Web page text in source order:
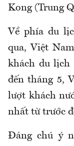
Kong (Trung
Về phía du
qua, Việt
khách du lịch
đến tháng 5,
lượt khách
nhất từ trước
Đáng chú ý